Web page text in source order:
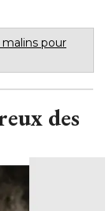
pour
des